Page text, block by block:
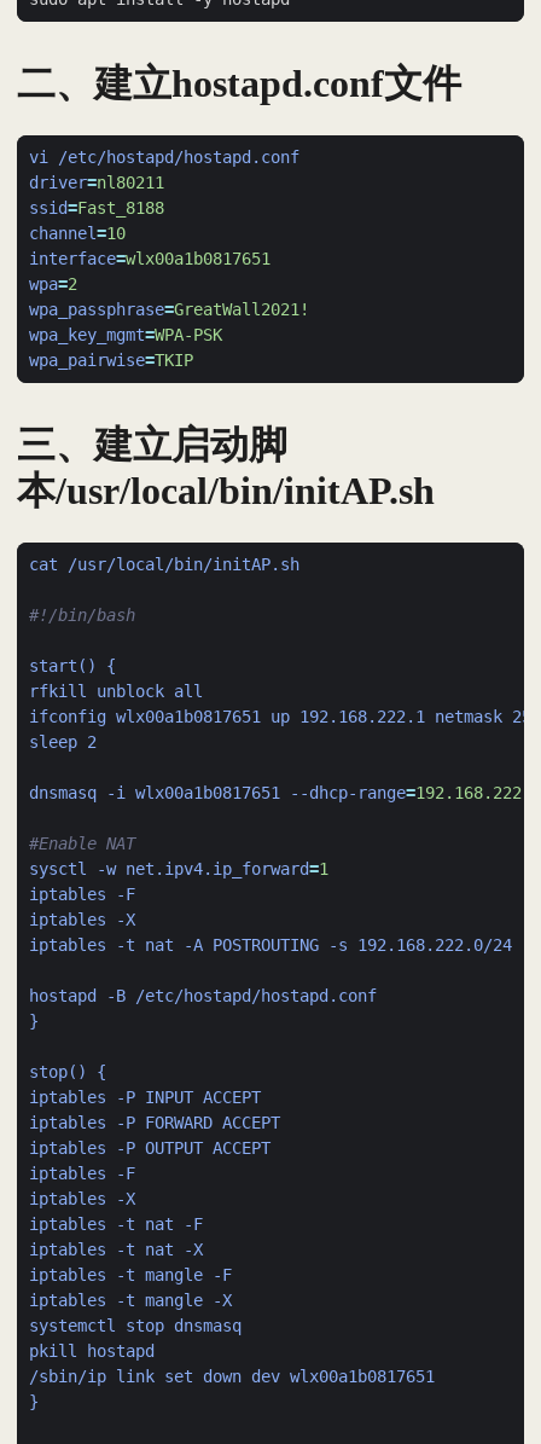
二、建立hostapd.conf文件
vi /etc/hostapd/hostapd.conf
driver=nl80211
ssid=Fast_8188
channel=10
interface=wlx00a1b0817651
wpa=2
wpa_passphrase=GreatWall2021!
wpa_key_mgmt=WPA-PSK
wpa_pairwise=TKIP
三、建立启动脚
本/usr/local/bin/initAP.sh
cat /usr/local/bin/initAP.sh
#!/bin/bash
start() {
rfkill unblock all
ifconfig wlx00a1b0817651 up 192.168.222.1 netmask
sleep 2
dnsmasq -i wlx00a1b0817651 --dhcp-range=
#Enable NAT
sysctl -w net.ipv4.ip_forward=1
iptables -F
iptables -X
iptables -t nat -A POSTROUTING -s 192.168.222.0/24
hostapd -B /etc/hostapd/hostapd.conf
}
stop() {
iptables -P INPUT ACCEPT
iptables -P FORWARD ACCEPT
iptables -P OUTPUT ACCEPT
iptables -F
iptables -X
iptables -t nat -F
iptables -t nat -X
iptables -t mangle -F
iptables -t mangle -X
systemctl stop dnsmasq
pkill hostapd
/sbin/ip link set down dev wlx00a1b0817651
}